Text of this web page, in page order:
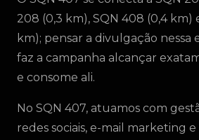
208 (0,3 km), SQN 408 (0,4 km)
km); pensar a divulgação nessa
faz a campanha alcançar
e consome ali.
No SQN 407, atuamos com
redes sociais, e-mail marketing